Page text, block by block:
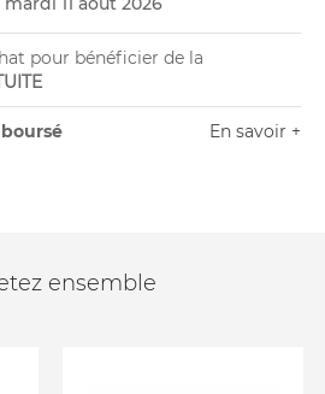
pour bénéficier de la
En savoir +
ensemble